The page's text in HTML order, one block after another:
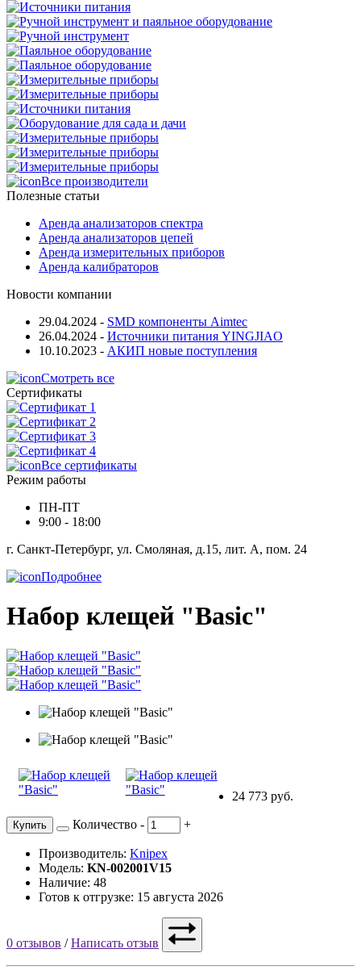
Все производители
Полезные статьи
Аренда анализаторов спектра
Аренда анализаторов цепей
Аренда измерительных приборов
Аренда калибраторов
Новости компании
29.04.2024 - SMD компоненты Aimtec
26.04.2024 - Источники питания YINGJIAO
10.10.2023 - АКИП новые поступления
Смотреть все
Сертификаты
Все сертификаты
Режим работы
ПН-ПТ
9:00 - 18:00
г. Санкт-Петербург, ул. Смоляная, д.15, лит. А, пом. 24
Подробнее
Набор клещей "Basic"
24 773 руб.
Купить Количество - +
Производитель: Knipex
Модель: KN-002001V15
Наличие: 48
Готов к отгрузке: 15 августа 2026
0 отзывов /Написать отзыв